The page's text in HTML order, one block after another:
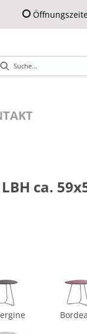
ca.